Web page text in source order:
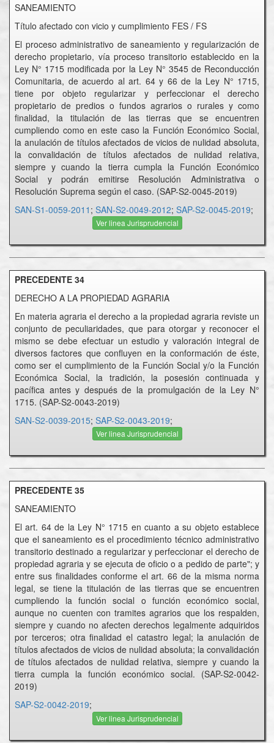
SANEAMIENTO
Título afectado con vicio y cumplimiento FES / FS
El proceso administrativo de saneamiento y regularización de
derecho propietario, vía proceso transitorio establecido en la
Ley N° 1715 modificada por la Ley N° 3545 de Reconducción
Comunitaria, de acuerdo al art. 64 y 66 de la Ley N° 1715,
tiene por objeto regularizar y perfeccionar el derecho
propietario de predios o fundos agrarios o rurales y como
finalidad, la titulación de las tierras que se encuentren
cumpliendo como en este caso la Función Económico Social,
la anulación de títulos afectados de vicios de nulidad absoluta,
la convalidación de títulos afectados de nulidad relativa,
siempre y cuando la tierra cumpla la Función Económico
Social y podrán emitirse Resolución Administrativa o
Resolución Suprema según el caso. (SAP-S2-0045-2019)
SAN-S1-0059-2011 ; SAN-S2-0049-2012; SAP-S2-0045-2019;
Ver linea Jurisprudencial
PRECEDENTE 34
DERECHO A LA PROPIEDAD AGRARIA
En materia agraria el derecho a la propiedad agraria reviste un
conjunto de peculiaridades, que para otorgar y reconocer el
mismo se debe efectuar un estudio y valoración integral de
diversos factores que confluyen en la conformación de éste,
como ser el cumplimiento de la Función Social y/o la Función
Económica Social, la tradición, la posesión continuada y
pacífica antes y después de la promulgación de la Ley N°
1715. (SAP-S2-0043-2019)
SAN-S2-0039-2015; SAP-S2-0043-2019;
Ver linea Jurisprudencial
PRECEDENTE 35
SANEAMIENTO
El art. 64 de la Ley N° 1715 en cuanto a su objeto establece
que el saneamiento es el procedimiento técnico administrativo
transitorio destinado a regularizar y perfeccionar el derecho de
propiedad agraria y se ejecuta de oficio o a pedido de parte"; y
entre sus finalidades conforme el art. 66 de la misma norma
legal, se tiene la titulación de las tierras que se encuentren
cumpliendo la función social o función económico social,
aunque no cuenten con tramites agrarios que los respalden,
siempre y cuando no afecten derechos legalmente adquiridos
por terceros; otra finalidad el catastro legal; la anulación de
títulos afectados de vicios de nulidad absoluta; la convalidación
de títulos afectados de nulidad relativa, siempre y cuando la
tierra cumpla la función económico social. (SAP-S2-0042-
2019)
SAP-S2-0042-2019;
Ver linea Jurisprudencial